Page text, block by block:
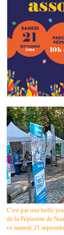
C'est par une belle
de la Pépinière de
ce samedi 21